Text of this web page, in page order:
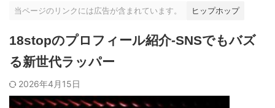
当ページのリンクには広告が含まれています。 ヒップホップ
18stopのプロフィール紹介-SNSでもバズ
る新世代ラッパー
2026年4月15日